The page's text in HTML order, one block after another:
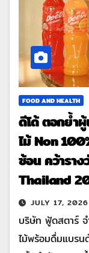
FOOD AND HEALTH
ดีโด้ ตอกย้ำ
ไม้ Non
ซ้อน คว้ารา
Thailand
JULY 17, 2026
บริษัท ฟู้ดสตาร์
ไม้พร้อมดื่มแบรน